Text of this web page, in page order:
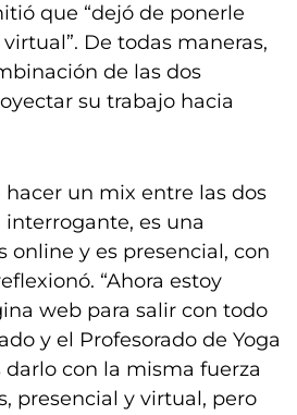
que “dejó de ponerle
De todas maneras,
de las dos
su trabajo hacia
hacer un mix entre las dos
es una
online y es presencial, con
“Ahora estoy
web para salir con todo
y el Profesorado de Yoga
darlo con la misma fuerza
presencial y virtual, pero